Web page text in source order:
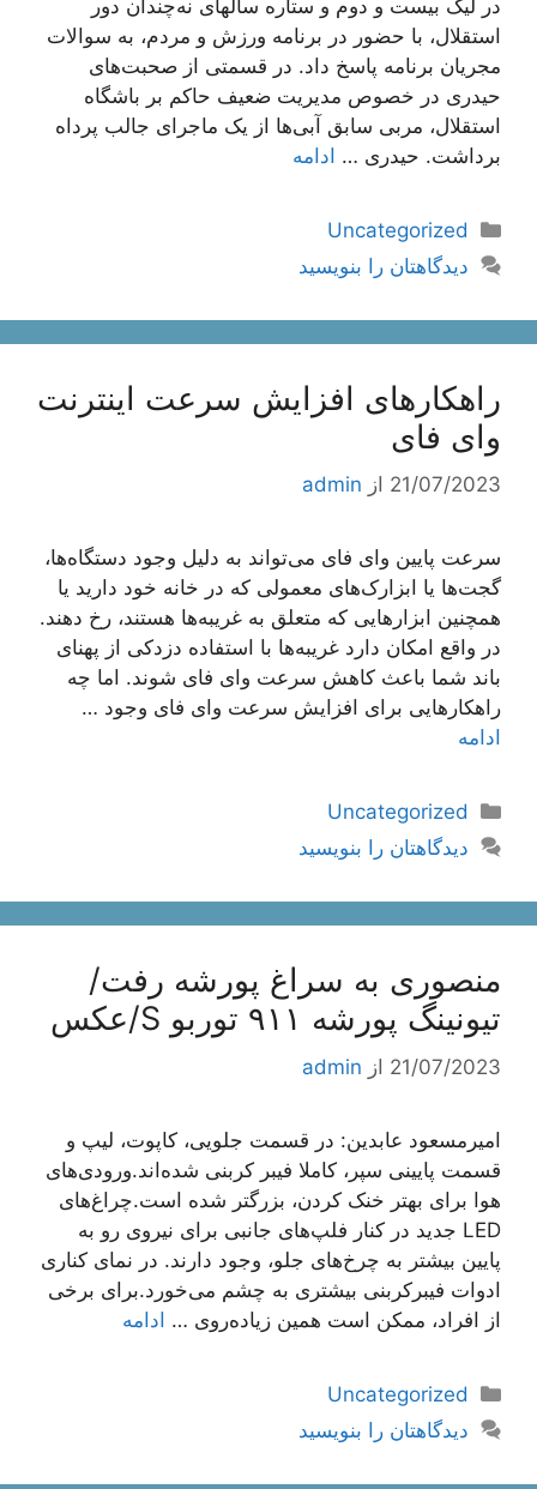
در لیگ بیست و دوم و ستاره سالهای نه‌چندان دور
استقلال، با حضور در برنامه ورزش و مردم، به سوالات
مجریان برنامه پاسخ داد. در قسمتی از صحبت‌های
حیدری در خصوص مدیریت ضعیف حاکم بر باشگاه
استقلال، مربی سابق آبی‌ها از یک ماجرای جالب پرداه
برداشت. حیدری … ادامه
دسته‌ها
Uncategorized
دیدگاهتان را بنویسید
راهکارهای افزایش سرعت اینترنت
وای فای
21/07/2023 از admin
سرعت پایین وای فای می‌تواند به دلیل وجود دستگاه‌ها،
گجت‌ها یا ابزارک‌های معمولی که در خانه خود دارید یا
همچنین ابزارهایی که متعلق به غریبه‌ها هستند، رخ دهند.
در واقع امکان دارد غریبه‌ها با استفاده دزدکی از پهنای
باند شما باعث کاهش سرعت وای فای شوند. اما چه
راهکارهایی برای افزایش سرعت وای فای وجود …
ادامه
دسته‌ها
Uncategorized
دیدگاهتان را بنویسید
منصوری به سراغ پورشه رفت/
تیونینگ پورشه ۹۱۱ توربو S/عکس
21/07/2023 از admin
امیرمسعود عابدین: در قسمت جلویی، کاپوت‌، لیپ و
قسمت پایینی سپر، کاملا فیبر کربنی شده‌اند.ورودی‌های
هوا برای بهتر خنک کردن، بزرگتر شده است.چراغ‌های
LED جدید در کنار فلپ‌های جانبی برای نیروی رو به
پایین بیشتر به چرخ‌های جلو، وجود دارند. در نمای کناری
ادوات فیبرکربنی بیشتری به چشم می‌خورد.برای برخی
از افراد، ممکن است همین زیاده‌روی … ادامه
دسته‌ها
Uncategorized
دیدگاهتان را بنویسید